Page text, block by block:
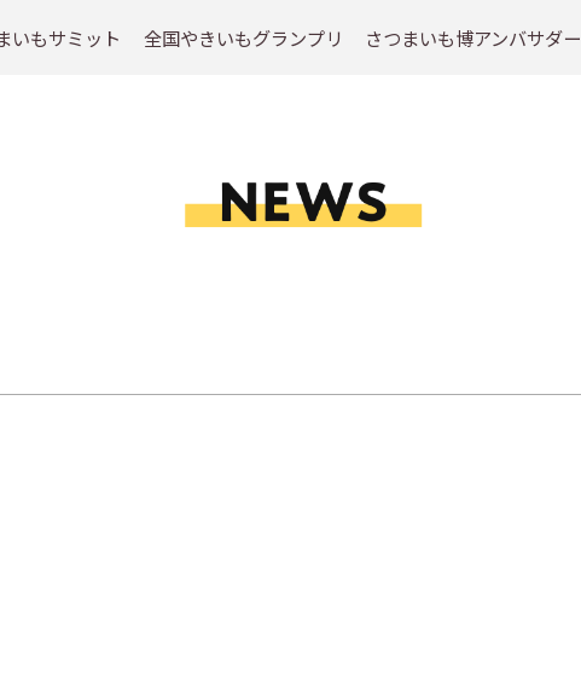
いもサミット 全国やきいもグランプリ さつまいも博アンバサダー